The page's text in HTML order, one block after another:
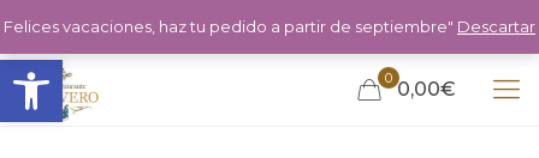
Abrir barra de herramientas 0 0,00€
Felices vacaciones, haz tu pedido a partir de septiembre" Descartar